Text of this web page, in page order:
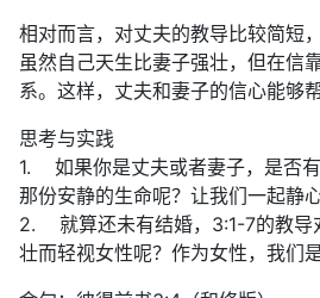
相对而言，对丈夫的教导比较简短
虽然自己天生比妻子强壮，但在信
系。这样，丈夫和妻子的信心能够
思考与实践
1. 如果你是丈夫或者妻子，是否
那份安静的生命呢？让我们一起静
2. 就算还未有结婚，3:1-7的教导
壮而轻视女性呢？作为女性，我们